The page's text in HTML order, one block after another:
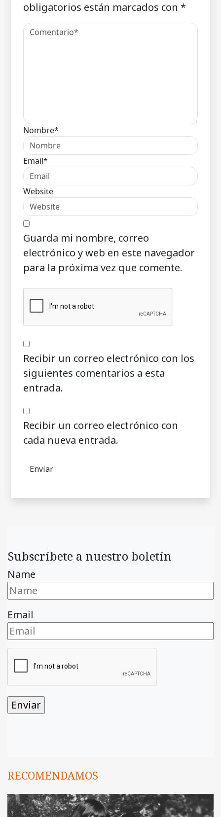
obligatorios están marcados con *
Nombre*
Email*
Website
Guarda mi nombre, correo
electrónico y web en este navegador
para la próxima vez que comente.
Recibir un correo electrónico con los
siguientes comentarios a esta
entrada.
Recibir un correo electrónico con
cada nueva entrada.
Subscríbete a nuestro boletín
Name
Email
RECOMENDAMOS